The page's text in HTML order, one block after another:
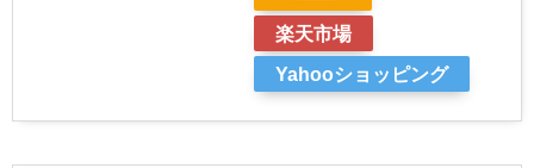
楽天市場
Yahooショッピング